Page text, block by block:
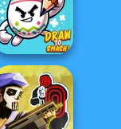
Mr. Macagi
Adventures
Draw To Smash!